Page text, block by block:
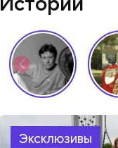
Эксклюзивы